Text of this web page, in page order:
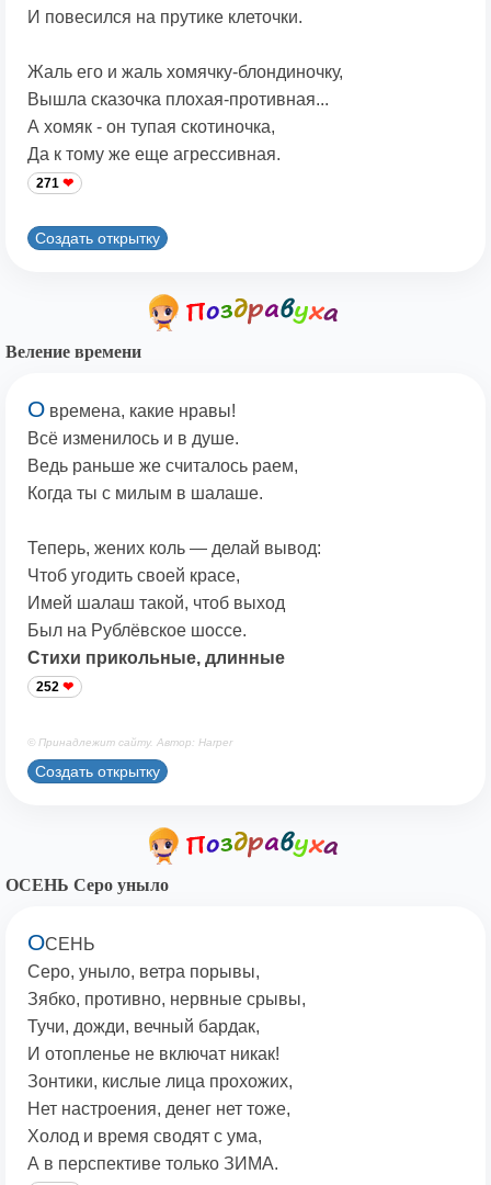
И повесился на прутике клеточки.
Жаль его и жаль хомячку-блондиночку,
Вышла сказочка плохая-противная...
А хомяк - он тупая скотиночка,
Да к тому же еще агрессивная.
271
Создать открытку
Веление времени
О времена, какие нравы!
Всё изменилось и в душе.
Ведь раньше же считалось раем,
Когда ты с милым в шалаше.
Теперь, жених коль — делай вывод:
Чтоб угодить своей красе,
Имей шалаш такой, чтоб выход
Был на Рублёвское шоссе.
Стихи прикольные, длинные
252
© Принадлежит сайту. Автор: Harper
Создать открытку
ОСЕНЬ Серо уныло
ОСЕНЬ
Серо, уныло, ветра порывы,
Зябко, противно, нервные срывы,
Тучи, дожди, вечный бардак,
И отопленье не включат никак!
Зонтики, кислые лица прохожих,
Нет настроения, денег нет тоже,
Холод и время сводят с ума,
А в перспективе только ЗИМА.